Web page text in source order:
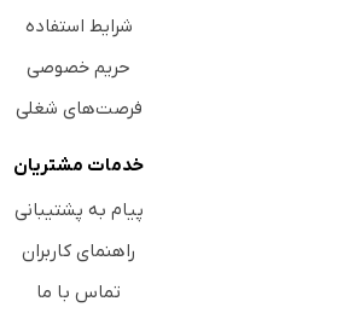
شرایط استفاده
حریم خصوصی
فرصت‌های شغلی
خدمات مشتریان
پیام به پشتیبانی
راهنمای کاربران
تماس با ما